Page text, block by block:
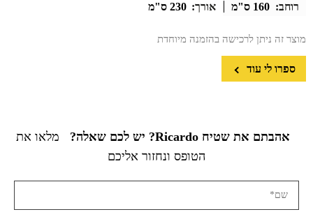
רוחב: 160 ס"מ אורך: 230 ס"מ
מוצר זה ניתן לרכישה בהזמנה מיוחדת
ספרו לי עוד
אהבתם את שטיח Ricardo? יש לכם שאלה?
מלאו את
הטופס ונחזור אליכם